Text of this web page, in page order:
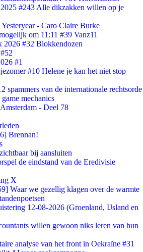
#243 Alle dikzakken willen op je
- Caro Claire Burke
om 11:11 #39 Vanz11
#32 Blokkendozen
#1
#10 Helene je kan het niet stop
spammers van de internationale rechtsorde
mechanics
- Deel 78
Brennan!
bij aansluiten
de eindstand van de Eredivisie
X
Waar we gezellig klagen over de warmte
12-08-2026 (Groenland, IJsland en
willen gewoon niks leren van hun
analyse van het front in Oekraïne #31